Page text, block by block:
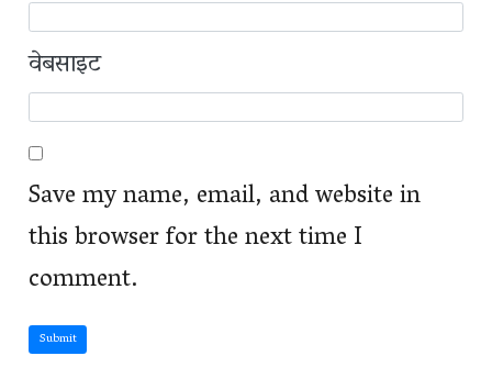
वेबसाइट
Save my name, email, and website in
this browser for the next time I
comment.
Submit